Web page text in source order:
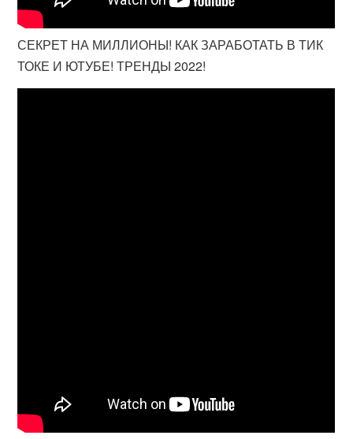
СЕКРЕТ НА МИЛЛИОНЫ! КАК ЗАРАБОТАТЬ В ТИК
ТОКЕ И ЮТУБЕ! ТРЕНДЫ 2022!